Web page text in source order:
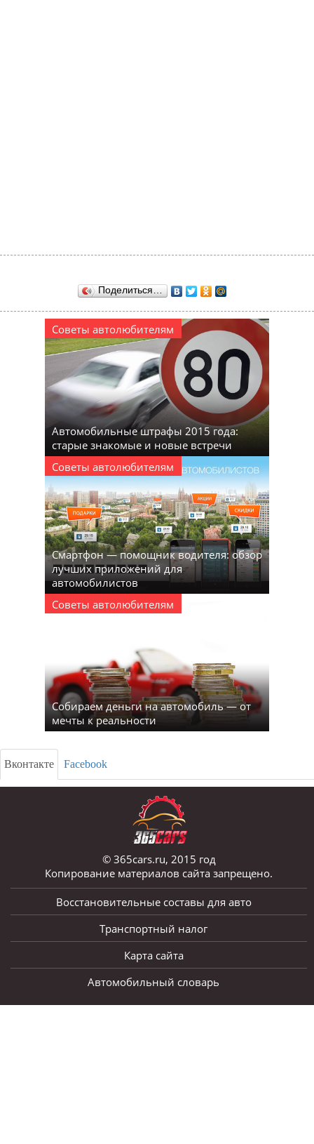
Поделиться…
Советы автолюбителям
Автомобильные штрафы 2015 года:
старые знакомые и новые встречи
Советы автолюбителям
Смартфон — помощник водителя: обзор
лучших приложений для
автомобилистов
Советы автолюбителям
Собираем деньги на автомобиль — от
мечты к реальности
Вконтакте Facebook
© 365cars.ru, 2015 год
Копирование материалов сайта запрещено.
Восстановительные составы для авто
Транспортный налог
Карта сайта
Автомобильный словарь